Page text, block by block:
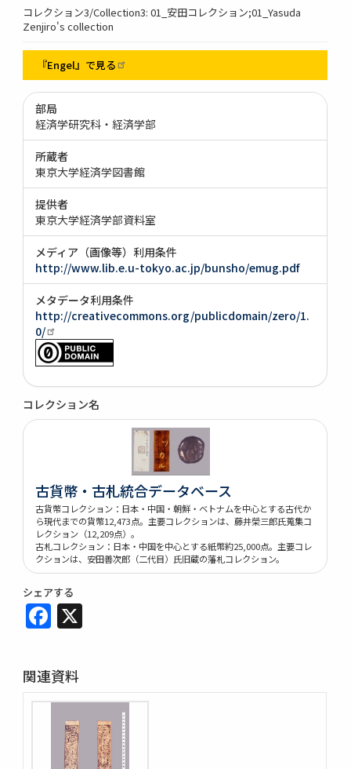
コレクション3/Collection3: 01_安田コレクション;01_Yasuda
Zenjiro's collection
『Engel』で見る
部局
経済学研究科・経済学部
所蔵者
東京大学経済学図書館
提供者
東京大学経済学部資料室
メディア（画像等）利用条件
http://www.lib.e.u-tokyo.ac.jp/bunsho/emug.pdf
メタデータ利用条件
http://creativecommons.org/publicdomain/zero/1.
0/
コレクション名
古貨幣・古札統合データベース
古貨幣コレクション：日本・中国・朝鮮・ベトナムを中心とする古代か
ら現代までの貨幣12,473点。主要コレクションは、藤井榮三郎氏蒐集コ
レクション（12,209点）。
古札コレクション：日本・中国を中心とする紙幣約25,000点。主要コレ
クションは、安田善次郎（二代目）氏旧蔵の藩札コレクション。
シェアする
Facebook
関連資料